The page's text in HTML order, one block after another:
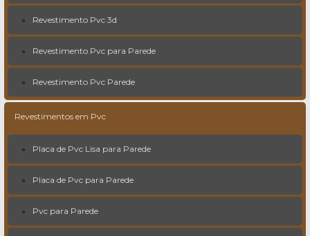
Revestimento Pvc 3d
Revestimento Pvc para Parede
Revestimento Pvc Parede
Revestimentos em Pvc
Placa de Pvc Lisa para Parede
Placa de Pvc para Parede
Pvc para Parede